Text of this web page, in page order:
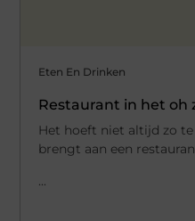
Eten En Drinken
Restaurant in het oh
Het hoeft niet altijd zo
brengt aan een